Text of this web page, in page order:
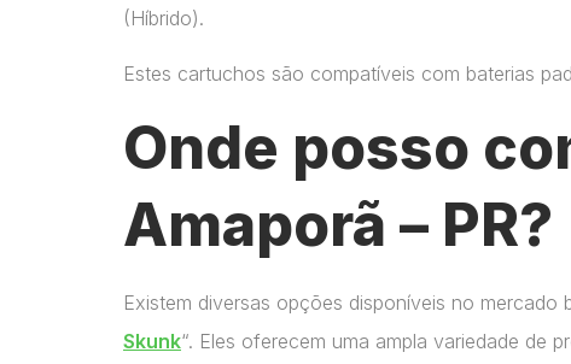
(Híbrido).
Estes cartuchos são compatíveis com baterias
Onde posso
Amaporã – PR?
Existem diversas opções disponíveis no
Skunk“. Eles oferecem uma ampla variedade de